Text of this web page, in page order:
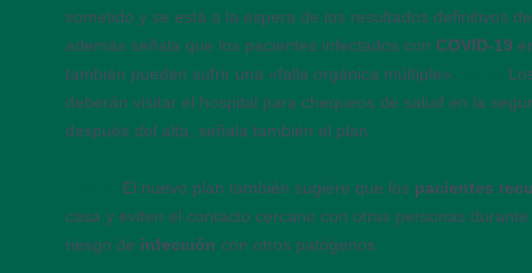
sometido y se está a la espera de los resultados definitivos
además señala que los pacientes infectados con COVID-19
también pueden sufrir una «falla orgánica múltiple».
deberán visitar el hospital para chequeos de salud en la
después del alta, señala también el plan.
El nuevo plan también sugiere que los pacientes
casa y eviten el contacto cercano con otras personas
riesgo de infección con otros patógenos.